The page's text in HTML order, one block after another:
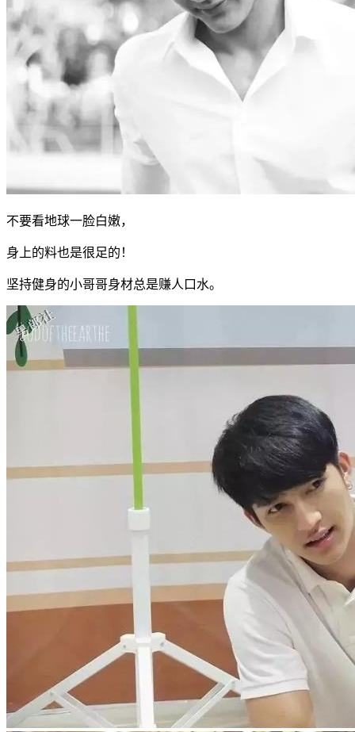
不要看地球一脸白嫩，
身上的料也是很足的！
坚持健身的小哥哥身材总是赚人口水。